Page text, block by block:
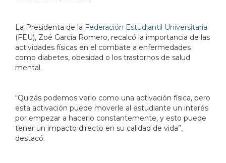
La Presidenta de la Federación Estudiantil Universitaria
(FEU), Zoé García Romero, recalcó la importancia de las
actividades físicas en el combate a enfermedades
como diabetes, obesidad o los trastornos de salud
mental.
“Quizás podemos verlo como una activación física, pero
esta activación puede moverle al estudiante un interés
por empezar a hacerlo constantemente, y esto puede
tener un impacto directo en su calidad de vida”,
destacó.